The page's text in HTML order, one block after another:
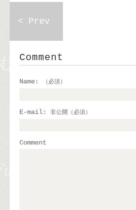
< Prev
Comment
Name: （必須）
E-mail: 非公開（必須）
Comment